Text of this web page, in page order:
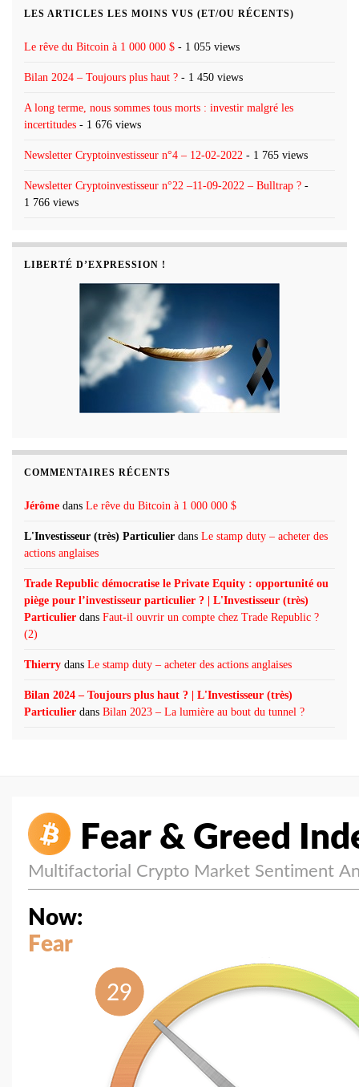
LES ARTICLES LES MOINS VUS (ET/OU RÉCENTS)
Le rêve du Bitcoin à 1 000 000 $ - 1 055 views
Bilan 2024 – Toujours plus haut ? - 1 450 views
A long terme, nous sommes tous morts : investir malgré les
incertitudes - 1 676 views
Newsletter Cryptoinvestisseur n°4 – 12-02-2022 - 1 765 views
Newsletter Cryptoinvestisseur n°22 –11-09-2022 – Bulltrap ? -
1 766 views
LIBERTÉ D’EXPRESSION !
COMMENTAIRES RÉCENTS
Jérôme dans Le rêve du Bitcoin à 1 000 000 $
L'Investisseur (très) Particulier dans Le stamp duty – acheter des
actions anglaises
Trade Republic démocratise le Private Equity : opportunité ou
piège pour l’investisseur particulier ? | L'Investisseur (très)
Particulier dans Faut-il ouvrir un compte chez Trade Republic ?
(2)
Thierry dans Le stamp duty – acheter des actions anglaises
Bilan 2024 – Toujours plus haut ? | L'Investisseur (très)
Particulier dans Bilan 2023 – La lumière au bout du tunnel ?